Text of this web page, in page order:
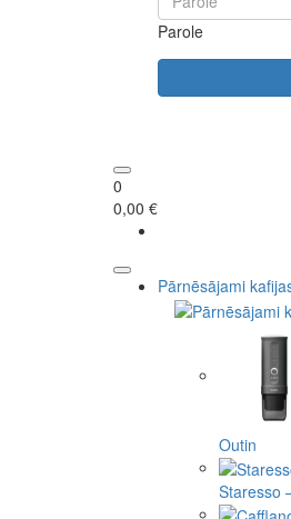
Parole
0
0,00 €
Pārnēsājami
Outin
Staresso